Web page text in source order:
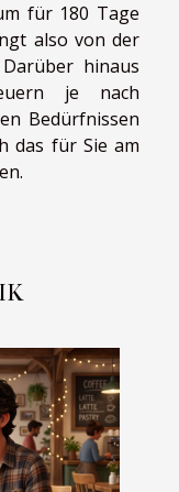
für 180 Tage
also von der
hinaus
je nach
Bedürfnissen
das für Sie am